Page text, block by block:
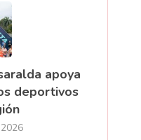
apoya
deportivos